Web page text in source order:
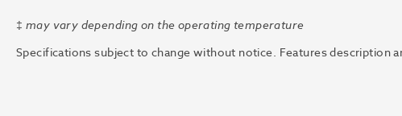
‡ may vary depending on the operating temperature
Specifications subject to change without notice. Features description